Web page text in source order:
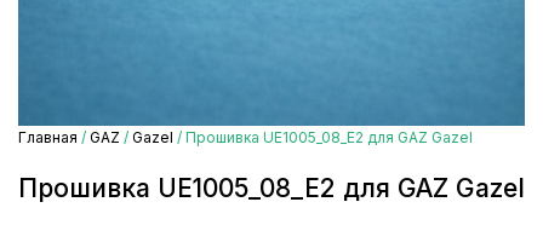
Главная / GAZ / Gazel / Прошивка UE1005_08_E2 для GAZ Gazel
Прошивка UE1005_08_E2 для GAZ Gazel